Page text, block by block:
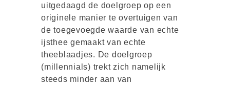
uitgedaagd de doelgroep op een
originele manier te overtuigen van
de toegevoegde waarde van echte
ijsthee gemaakt van echte
theeblaadjes. De doelgroep
(millennials) trekt zich namelijk
steeds minder aan van